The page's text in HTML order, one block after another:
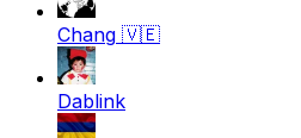
Chang 🇻🇪
Dablink